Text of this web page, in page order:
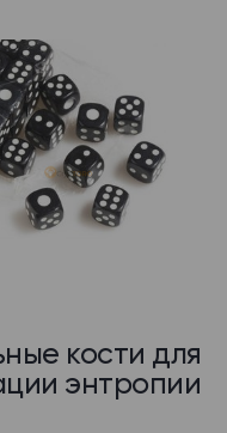
кости для
энтропии